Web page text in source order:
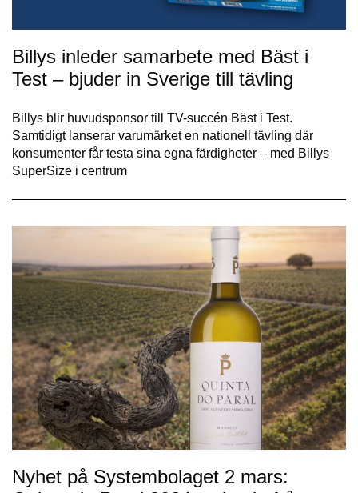
Billys inleder samarbete med Bäst i
Test – bjuder in Sverige till tävling
Billys blir huvudsponsor till TV-succén Bäst i Test.
Samtidigt lanserar varumärket en nationell tävling där
konsumenter får testa sina egna färdigheter – med Billys
SuperSize i centrum
Nyhet på Systembolaget 2 mars: